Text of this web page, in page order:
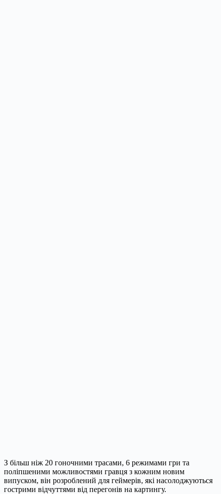
З більш ніж 20 гоночними трасами, 6 режимами гри та
поліпшеними можливостями гравця з кожним новим
випуском, він розроблений для геймерів, які насолоджуються
гострими відчуттями від перегонів на картингу.